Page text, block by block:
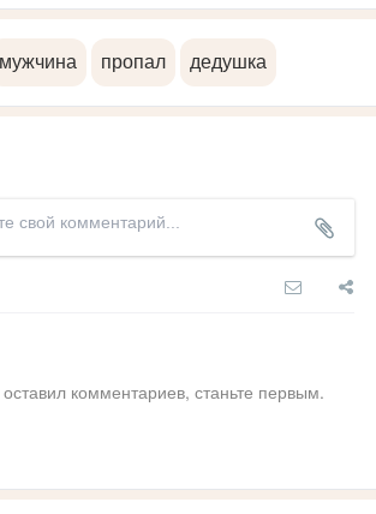
мужчина пропал дедушка
комментариев, станьте первым.